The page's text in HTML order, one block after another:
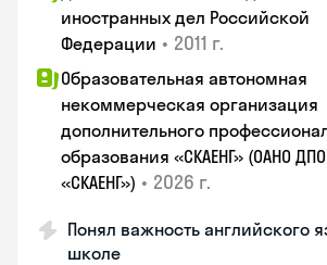
иностранных дел Российской
Федерации • 2011 г.
Образовательная автономная
некоммерческая организация
дополнительного
образования «СКАЕНГ» (ОАНО ДПО
«СКАЕНГ») • 2026 г.
Понял важность английского
школе